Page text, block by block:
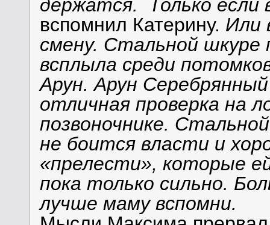
держатся. Только если
вспомнил Катерину. Или
смену. Стальной шкуре
всплыла среди
Арун. Арун
отличная проверка на
позвоночнике.
не боится власти и
«прелести», которые
пока только сильно.
лучше маму вспомни.